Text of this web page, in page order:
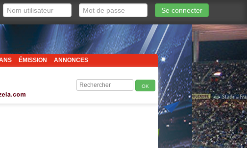
Se connecter
ÉMISSION ANNONCES